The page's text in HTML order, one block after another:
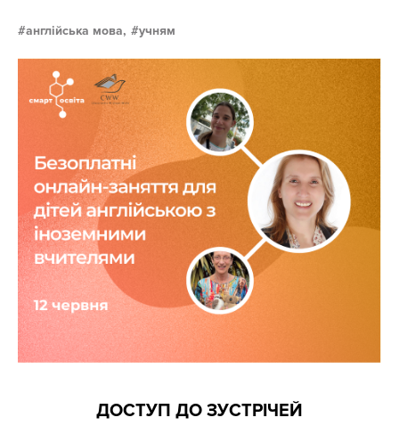
англійська мова, учням
ДОСТУП ДО ЗУСТРІЧЕЙ